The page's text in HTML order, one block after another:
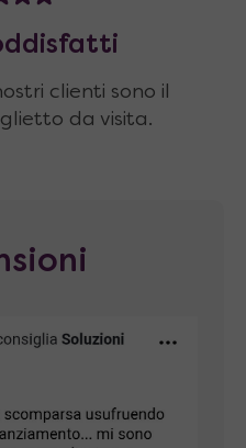
clienti sono il
da visita.